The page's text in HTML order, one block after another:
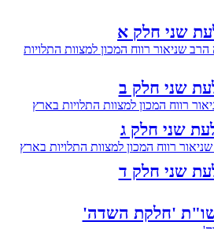
שני חלק א
שני חלק ב
שני חלק ג
שני חלק ד
'חלקת השדה'